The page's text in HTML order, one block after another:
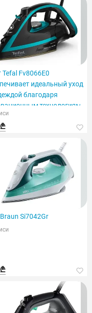
Tefal Fv8066E0
идеальный уход
благодаря
технологиям
Si7042Gr